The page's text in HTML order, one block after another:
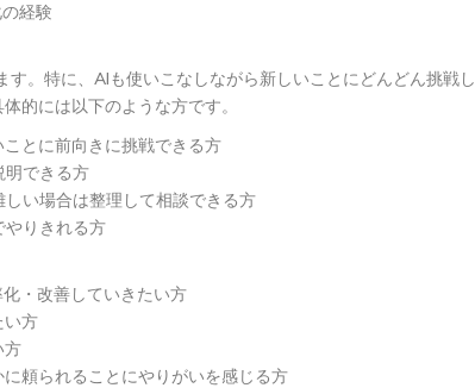
経験
。特に、AIも使いこなしながら新しいことにどんどん挑戦し
的には以下のような方です。
とに前向きに挑戦できる方
明できる方
い場合は整理して相談できる方
やりきれる方
・改善していきたい方
い方
方
頼られることにやりがいを感じる方